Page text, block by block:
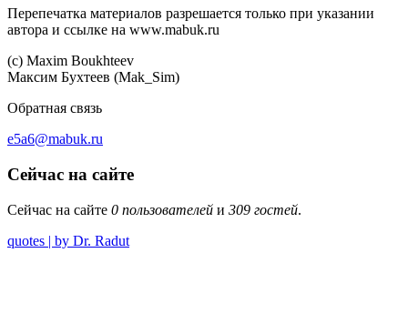
Перепечатка материалов разрешается только при указании
автора и ссылке на www.mabuk.ru
(c) Maхim Boukhteev
Максим Бухтеев (Mak_Sim)
Обратная связь
e5a6@mabuk.ru
Сейчас на сайте
Сейчас на сайте 0 пользователей и 309 гостей.
quotes | by Dr. Radut